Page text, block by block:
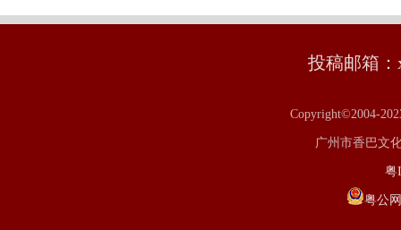
投稿邮箱：
Copyright©2004-
广州市香巴文
粤
粤公